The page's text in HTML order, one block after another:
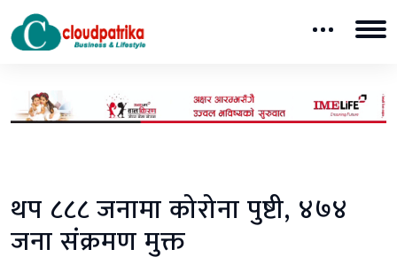
थप ८८८ जनामा कोरोना पुष्टी, ४७४
जना संक्रमण मुक्त